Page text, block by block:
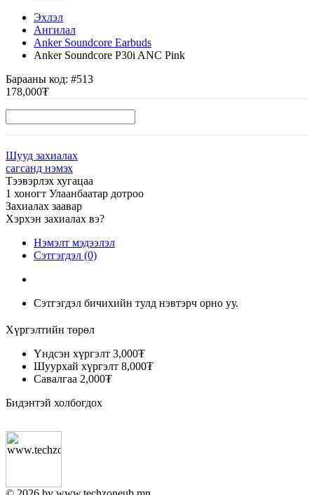
Эхлэл
Ангилал
Anker Soundcore Earbuds
Anker Soundcore P30i ANC Pink
Барааны код: #513
178,000₮
Шууд захиалах
сагсанд нэмэх
Тээвэрлэх хугацаа
1 хоногт Улаанбаатар дотроо
Захиалах заавар
Хэрхэн захиалах вэ?
Нэмэлт мэдээлэл
Сэтгэгдэл (0)
Сэтгэгдэл бичихийн тулд нэвтэрч орно уу.
Хүргэлтийн төрөл
Үндсэн хүргэлт 3,000₮
Шуурхай хүргэлт 8,000₮
Савалгаа 2,000₮
Бидэнтэй холбогдох